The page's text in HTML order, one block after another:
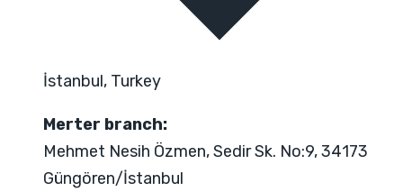
İstanbul, Turkey
Merter branch:
Mehmet Nesih Özmen, Sedir Sk. No:9, 34173
Güngören/İstanbul